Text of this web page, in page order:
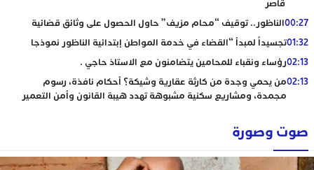
قاصر
00:27الناظور.. توقيف “محام مزيف” حاول الحصول على وثائق قضائية
01:32تجسيداً لمبدأ “القضاء في خدمة المواطن إبتدائية الناظور نموذجا
02:13رؤساء ونقباء للمحامين يتضامنون مع الاستاذ حاجي .
02:13من يحمي وجدة من كارثة عقارية وشيكة؟ أحكام نافذة، رسوم
مجمدة، ومشاريع سكنية مشبوهة تهدد هيبة القانون وأمن التعمير
صوت وصورة